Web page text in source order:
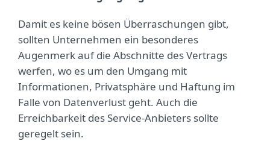
Damit es keine bösen Überraschungen gibt,
sollten Unternehmen ein besonderes
Augenmerk auf die Abschnitte des Vertrags
werfen, wo es um den Umgang mit
Informationen, Privatsphäre und Haftung im
Falle von Datenverlust geht. Auch die
Erreichbarkeit des Service-Anbieters sollte
geregelt sein.